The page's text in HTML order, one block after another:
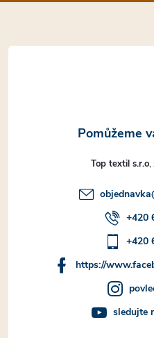
t
Top textil s.r.o
objednavka
+420
+420
https://
sledujte